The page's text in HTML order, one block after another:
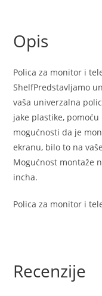
Opis
Polica za monitor i
ShelfPredstavljamo
vaša univerzalna
jake plastike,
mogućnosti da je
ekranu, bilo to na
Mogućnost montaže
incha.
Polica za monitor i
Recenzije